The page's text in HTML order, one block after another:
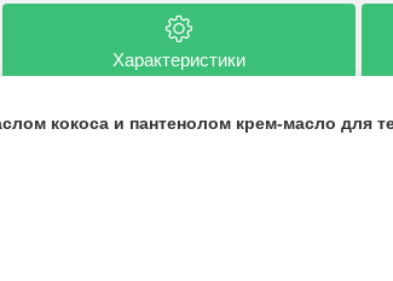
Характеристики
кокоса и пантенолом крем-масло для